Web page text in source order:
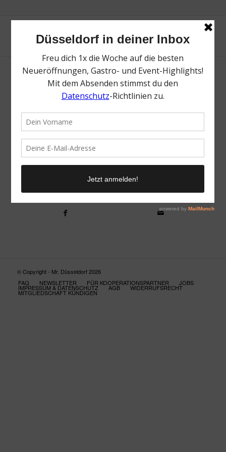
Mr. Düsseldorf | The Box
12. November 2020 /
© Copyright - Mr. Düsseldorf 2026
FAQ
NEWSLETTER FÜR KOOPERATIONSPARTNER JOBS
IMPRESSUM & DATENSCHUTZ AGB WIDERRUFSRECHT
MITGLIEDSCHAFT KÜNDIGEN